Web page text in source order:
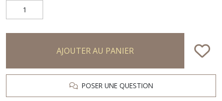
AJOUTER AU PANIER
POSER UNE QUESTION